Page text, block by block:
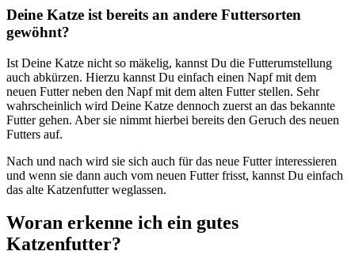
Deine Katze ist bereits an andere Futtersorten
gewöhnt?
Ist Deine Katze nicht so mäkelig, kannst Du die Futterumstellung
auch abkürzen. Hierzu kannst Du einfach einen Napf mit dem
neuen Futter neben den Napf mit dem alten Futter stellen. Sehr
wahrscheinlich wird Deine Katze dennoch zuerst an das bekannte
Futter gehen. Aber sie nimmt hierbei bereits den Geruch des neuen
Futters auf.
Nach und nach wird sie sich auch für das neue Futter interessieren
und wenn sie dann auch vom neuen Futter frisst, kannst Du einfach
das alte Katzenfutter weglassen.
Woran erkenne ich ein gutes
Katzenfutter?